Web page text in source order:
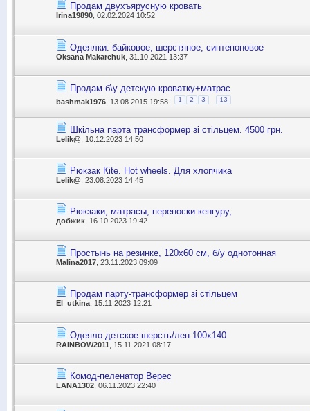
Продам двухъярусную кровать
Irina19890 , 02.02.2024 10:52
Одеялки: байковое, шерстяное, синтепоновое
Oksana Makarchuk , 31.10.2021 13:37
Продам б\у детскую кроватку+матрас
bashmak1976 , 13.08.2015 19:58 1 2 3 13
Шкільна парта трансформер зі стільцем. 4500 грн.
Lelik@ , 10.12.2023 14:50
Рюкзак Кite. Hot wheels. Для хлопчика
Lelik@ , 23.08.2023 14:45
Рюкзаки, матрасы, переноски кенгуру,
добжик, 16.10.2023 19:42
Простынь на резинке, 120х60 см, б/у однотонная
Malina2017 , 23.11.2023 09:09
Продам парту-трансформер зі стільцем
El_utkina , 15.11.2023 12:21
Одеяло детское шерсть/лен 100х140
RAINBOW2011 , 15.11.2021 08:17
Комод-пеленатор Верес
LANA1302 , 06.11.2023 22:40